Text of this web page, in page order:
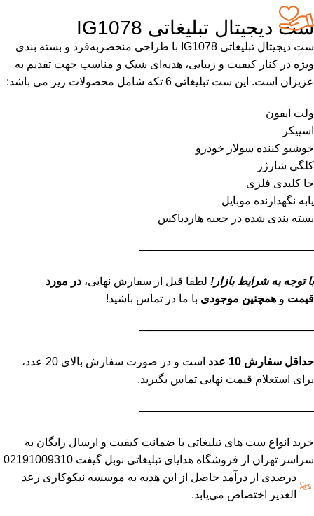
ست دیجیتال تبلیغاتی IG1078
ست دیجیتال تبلیغاتی IG1078 با طراحی منحصربه‌فرد و بسته بندی
ویژه در کنار کیفیت و زیبایی، هدیه‌ای شیک و مناسب جهت تقدیم به
عزیزان است. این ست تبلیغاتی 6 تکه شامل محصولات زیر می باشد:
ولت ایفون
اسپیکر
خوشبو کننده سولار خودرو
کلگی شارژر
جا کلیدی فلزی
پابه نگهدارنده موبایل
بسته بندی شده در جعبه هاردباکس
———————————————–
با توجه به شرایط بازار! لطفا قبل از سفارش نهایی، در مورد
قیمت و همچنین موجودی با ما در تماس باشید!
———————————————–
حداقل سفارش 10 عدد
است و در صورت سفارش بالای 20 عدد،
برای استعلام قیمت نهایی تماس بگیرید.
———————————————–
خرید انواع ست های تبلیغاتی با ضمانت کیفیت و ارسال رایگان به
سراسر تهران از فروشگاه هدایای تبلیغاتی نوبل گیفت 02191009310
درصدی از درآمد حاصل از این هدیه به موسسه نیکوکاری رعد
الغدیر اختصاص می‌یابد.